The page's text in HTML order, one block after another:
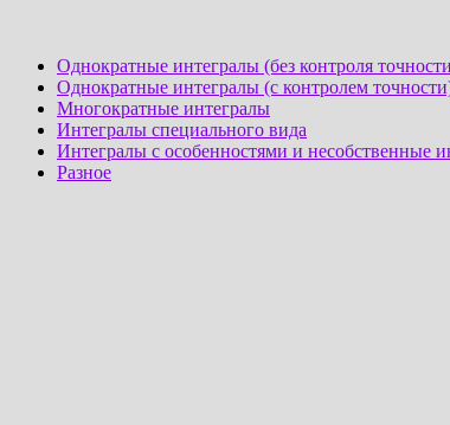
Однократные интегралы (без контроля
Однократные интегралы (с контролем
Многократные интегралы
Интегралы специального вида
Интегралы с особенностями и несобственные
Разное